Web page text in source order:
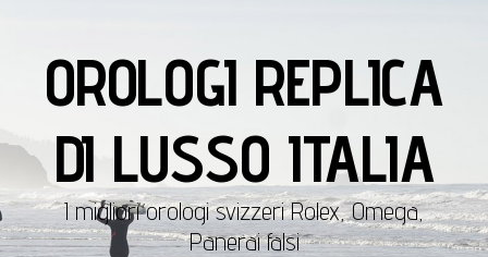
OROLOGI REPLICA
DI LUSSO ITALIA
I migliori orologi svizzeri Rolex, Omega,
Panerai falsi